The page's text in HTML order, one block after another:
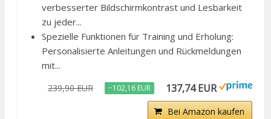
verbesserter Bildschirmkontrast und Lesbarkeit
zu jeder...
Spezielle Funktionen für Training und Erholung:
Personalisierte Anleitungen und Rückmeldungen
mit...
239,90 EUR −102,16 EUR 137,74 EUR
Bei Amazon kaufen